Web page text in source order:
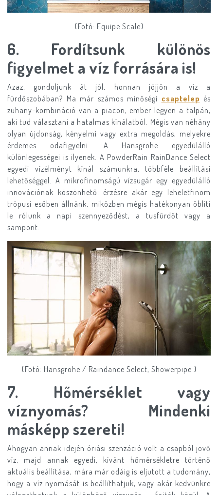
(Fotó: Equipe Scale)
​6. Fordítsunk különös
figyelmet a víz forrására is!
Azaz, gondoljunk át jól, honnan jöjjön a víz a
fürdőszobában? Ma már számos minőségi csaptelep és
zuhany-kombináció van a piacon, ember legyen a talpán,
aki tud választani a hatalmas kínálatból. Mégis van néhány
olyan újdonság, kényelmi vagy extra megoldás, melyekre
érdemes odafigyelni. A Hansgrohe egyedülálló
különlegességei is ilyenek. A PowderRain RainDance Select
egyedi vízélményt kínál számunkra, többféle beállítási
lehetőséggel. A mikrofinomságú vízsugár egy egyedülálló
innovációnak köszönhető: érzésre akár egy leheletfinom
trópusi esőben állnánk, miközben mégis hatékonyan öblíti
le rólunk a napi szennyeződést, a tusfürdőt vagy a
sampont.
(Fotó: Hansgrohe / Raindance Select, Showerpipe )
​7. Hőmérséklet vagy
víznyomás? Mindenki
másképp szereti!
Ahogyan annak idején óriási szenzáció volt a csapból jövő
víz, majd annak egyedi, kívánt hőmérsékletre történő
aktuális beállítása, mára már odáig is eljutott a tudomány,
hogy a víz nyomását is beállíthatjuk, vagy akár kedvünkre